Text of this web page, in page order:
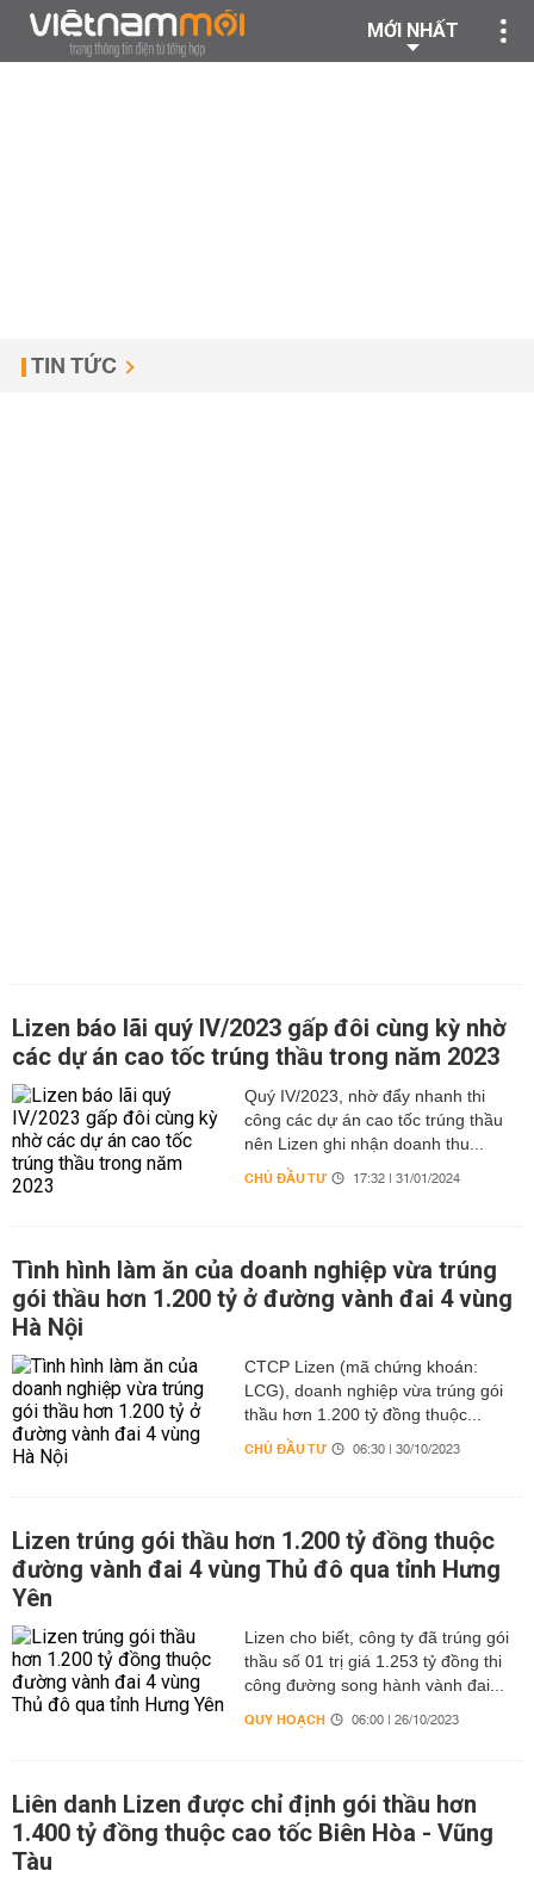
MỚI NHẤT
TIN TỨC
Lizen báo lãi quý IV/2023 gấp đôi cùng kỳ nhờ
các dự án cao tốc trúng thầu trong năm 2023
Quý IV/2023, nhờ đẩy nhanh thi
công các dự án cao tốc trúng thầu
nên Lizen ghi nhận doanh thu...
CHỦ ĐẦU TƯ 17:32 | 31/01/2024
Tình hình làm ăn của doanh nghiệp vừa trúng
gói thầu hơn 1.200 tỷ ở đường vành đai 4 vùng
Hà Nội
CTCP Lizen (mã chứng khoán:
LCG), doanh nghiệp vừa trúng gói
thầu hơn 1.200 tỷ đồng thuộc...
CHỦ ĐẦU TƯ 06:30 | 30/10/2023
Lizen trúng gói thầu hơn 1.200 tỷ đồng thuộc
đường vành đai 4 vùng Thủ đô qua tỉnh Hưng
Yên
Lizen cho biết, công ty đã trúng gói
thầu số 01 trị giá 1.253 tỷ đồng thi
công đường song hành vành đai...
QUY HOẠCH 06:00 | 26/10/2023
Liên danh Lizen được chỉ định gói thầu hơn
1.400 tỷ đồng thuộc cao tốc Biên Hòa - Vũng
Tàu